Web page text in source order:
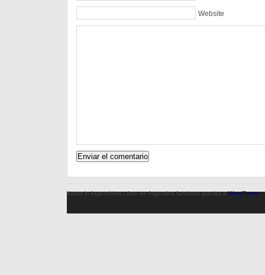
Website
Kunst in Argentinien / Arte en Argentina funciona gracias aWordPress